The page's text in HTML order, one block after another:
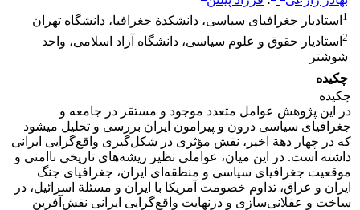
1 استادیار جغرافیای سیاسی، دانشکدة جغرافیا، دانشگاه تهران
2 استادیار حقوق و علوم سیاسی، دانشگاه آزاد اسلامی، واحد
شوشتر
چکیده
چکیده
در این پژوهش عوامل متعدد موجود و مستقر در جامعه و
جغرافیای سیاسی درون و پیرامون ایران بررسی و تحلیل می­شود
که در چهار دهة اخیر، نقش مؤثری در شکل‌گیری واقع‌گرایی ایرانی
داشته است. در این میان، عواملی نظیر ریشه‌های تاریخی ناامنی و
موقعیت جغرافیای سیاسی و منطقه‌ای ایران، جغرافیای جنگ
ایران و عراق، تداوم خصومت آمریکا با ایران و مسئلة اسرائیل، در
ساخت و عقلانی‌سازی و درنهایت واقع‌گرایی ایرانی نقش‌آفرین